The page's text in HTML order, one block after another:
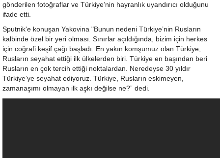
gönderilen fotoğraflar ve Türkiye’nin hayranlık uyandırıcı olduğunu
ifade etti.
Sputnik'e konuşan Yakovina "Bunun nedeni Türkiye’nin Rusların
kalbinde özel bir yeri olması. Sınırlar açıldığında, bizim için herkes
için coğrafi keşif çağı başladı. En yakın komşumuz olan Türkiye,
Rusların seyahat ettiği ilk ülkelerden biri. Türkiye en başından beri
Rusların en çok tercih ettiği noktalardan. Neredeyse 30 yıldır
Türkiye’ye seyahat ediyoruz. Türkiye, Rusların eskimeyen,
zamanaşımı olmayan ilk aşkı değilse ne?” dedi.